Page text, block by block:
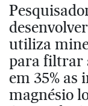
utiliza
para filtrar
em 35% as
magnésio